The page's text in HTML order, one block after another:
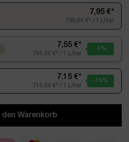
7,95 €*
795,00 €* / 1 Liter
7,55 €*
755,00 €* / 1 Liter
-5%
7,15 €*
715,00 €* / 1 Liter
-10%
den Warenkorb